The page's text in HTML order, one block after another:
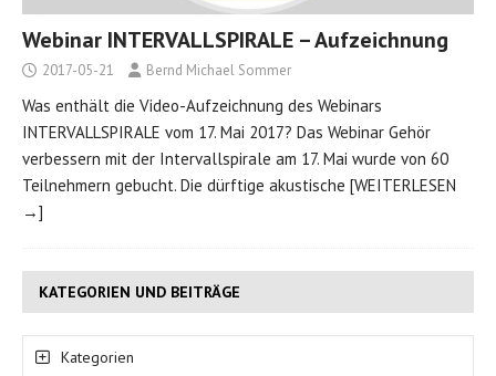
Webinar INTERVALLSPIRALE – Aufzeichnung
2017-05-21 Bernd Michael Sommer
Was enthält die Video-Aufzeichnung des Webinars
INTERVALLSPIRALE vom 17. Mai 2017? Das Webinar Gehör
verbessern mit der Intervallspirale am 17. Mai wurde von 60
Teilnehmern gebucht. Die dürftige akustische [WEITERLESEN
→]
KATEGORIEN UND BEITRÄGE
Kategorien